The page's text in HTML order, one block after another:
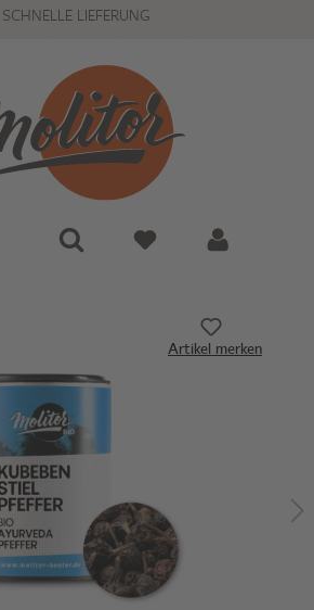
SCHNELLE LIEFERUNG
Artikel merken